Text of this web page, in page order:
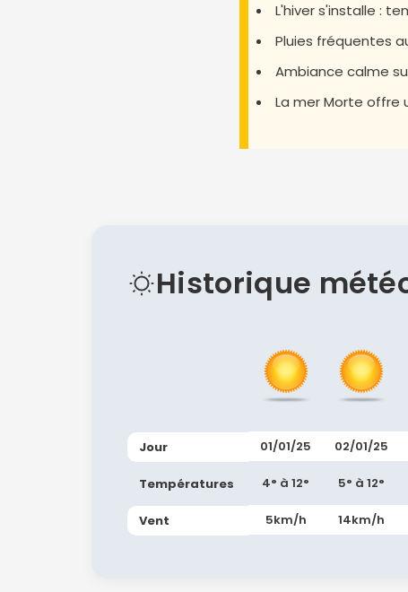
L'hiver s'installe :
Pluies fréquentes
Ambiance calme
La mer Morte offre
Historique
Jour
Températures
Vent
01/01/25
4° à 12°
5km/h
02/01/25
5° à 12°
14km/h